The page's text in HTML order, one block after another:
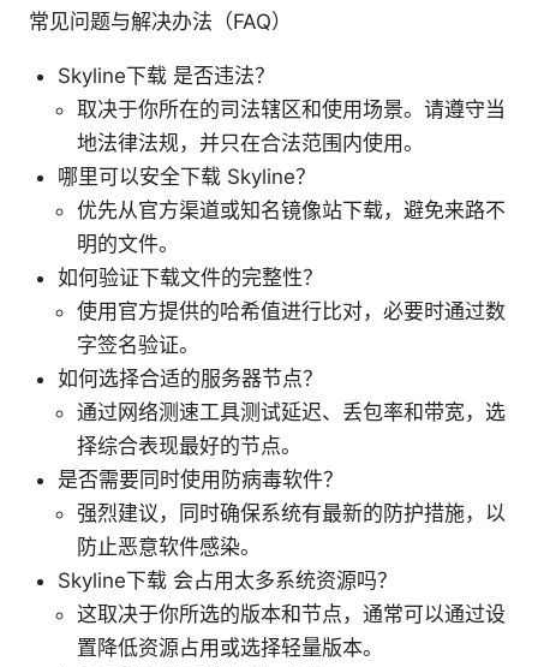
常见问题与解决办法（FAQ）
Skyline下载 是否违法？
取决于你所在的司法辖区和使用场景。请遵守当
地法律法规，并只在合法范围内使用。
哪里可以安全下载 Skyline？
优先从官方渠道或知名镜像站下载，避免来路不
明的文件。
如何验证下载文件的完整性？
使用官方提供的哈希值进行比对，必要时通过数
字签名验证。
如何选择合适的服务器节点？
通过网络测速工具测试延迟、丢包率和带宽，选
择综合表现最好的节点。
是否需要同时使用防病毒软件？
强烈建议，同时确保系统有最新的防护措施，以
防止恶意软件感染。
Skyline下载 会占用太多系统资源吗？
这取决于你所选的版本和节点，通常可以通过设
置降低资源占用或选择轻量版本。